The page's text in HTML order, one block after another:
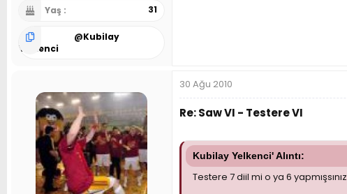
Yaş 31
@Kubilay
Yelkenci
30 Ağu 2010
Re: Saw VI - Testere VI
Kubilay Yelkenci' Alıntı:
Testere 7 diil mi o ya 6 yapmışsınız